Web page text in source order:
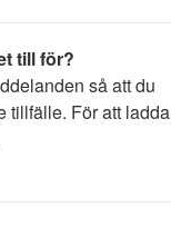
till för?
så att du
tillfälle. För att ladda